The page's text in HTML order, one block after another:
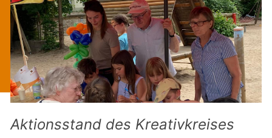
Aktionsstand des Kreativkreises